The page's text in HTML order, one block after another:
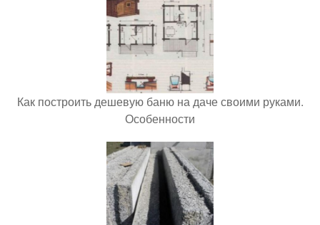
Как построить дешевую баню на даче своими руками.
Особенности